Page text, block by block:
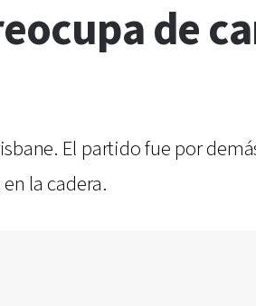
de
El partido fue por
la cadera.